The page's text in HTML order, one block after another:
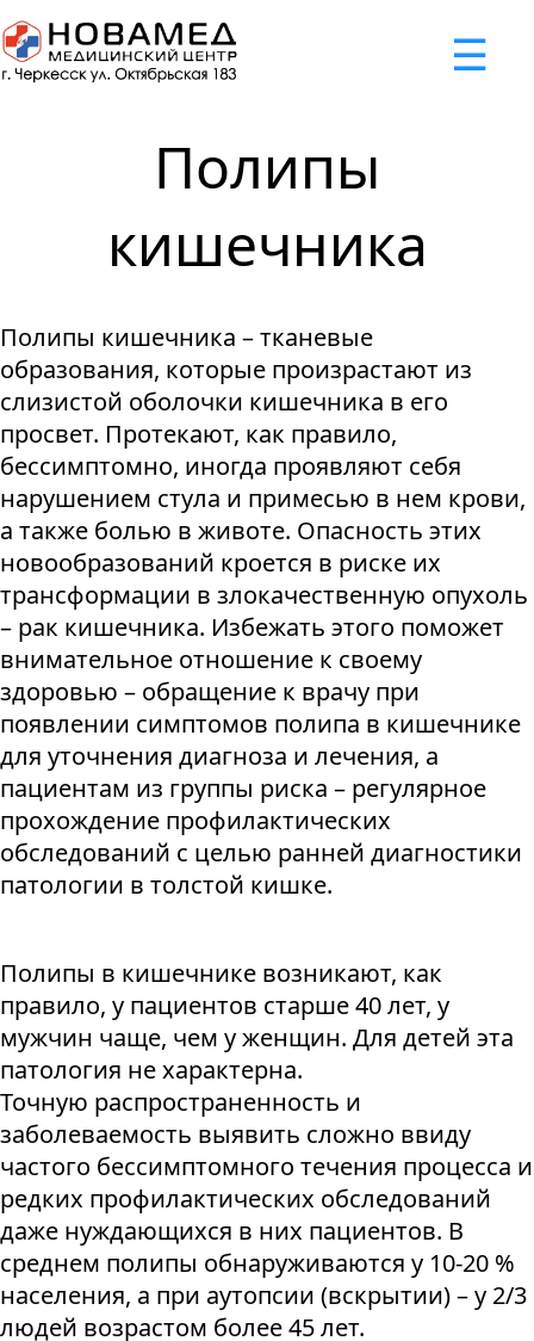
☰
x
Задать вопрос
данных."
Отправить вопрос
Успешно
Мы свяжемся с вами в ближайшее время
Неудача
Некорректно введен номер телефона
Неудача
Отклонена капча
Неудача
Не введено имя или вопрос
Неудача
Не принято соглашение
Полипы
кишечника
Полипы кишечника – тканевые
образования, которые произрастают из
слизистой оболочки кишечника в его
просвет. Протекают, как правило,
бессимптомно, иногда проявляют себя
нарушением стула и примесью в нем крови,
а также болью в животе. Опасность этих
новообразований кроется в риске их
трансформации в злокачественную опухоль
– рак кишечника. Избежать этого поможет
внимательное отношение к своему
здоровью – обращение к врачу при
появлении симптомов полипа в кишечнике
для уточнения диагноза и лечения, а
пациентам из группы риска – регулярное
прохождение профилактических
обследований с целью ранней диагностики
патологии в толстой кишке.
Полипы в кишечнике возникают, как
правило, у пациентов старше 40 лет, у
мужчин чаще, чем у женщин. Для детей эта
патология не характерна.
Точную распространенность и
заболеваемость выявить сложно ввиду
частого бессимптомного течения процесса и
редких профилактических обследований
даже нуждающихся в них пациентов. В
среднем полипы обнаруживаются у 10-20 %
населения, а при аутопсии (вскрытии) – у 2/3
людей возрастом более 45 лет.